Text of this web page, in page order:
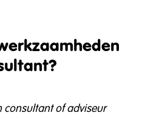
consultant of adviseur